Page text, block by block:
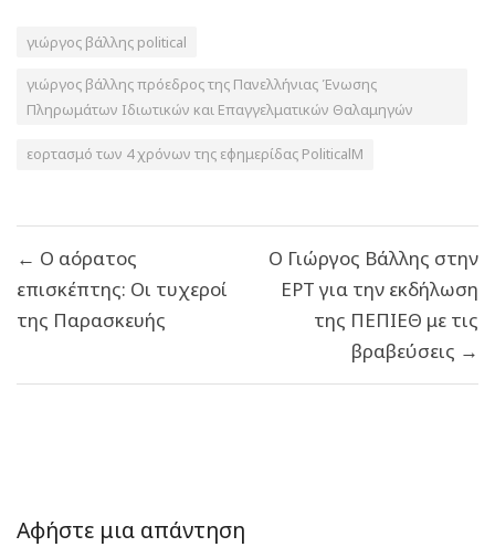
γιώργος βάλλης political
γιώργος βάλλης πρόεδρος της Πανελλήνιας Ένωσης
Πληρωμάτων Ιδιωτικών και Επαγγελματικών Θαλαμηγών
εορτασμό των 4 χρόνων της εφημερίδας PoliticalM
άρθρων
← Ο αόρατος
επισκέπτης: Οι τυχεροί
της Παρασκευής
Ο Γιώργος Βάλλης στην
ΕΡΤ για την εκδήλωση
της ΠΕΠΙΕΘ με τις
βραβεύσεις →
Αφήστε μια απάντηση